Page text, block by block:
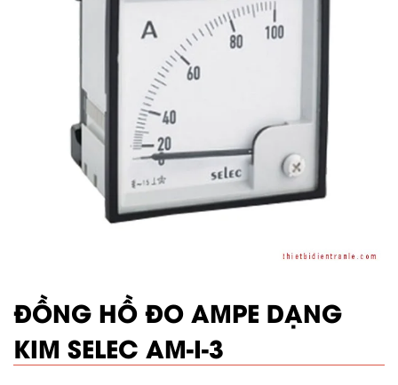
ĐỒNG HỒ ĐO AMPE DẠNG
KIM SELEC AM-I-3